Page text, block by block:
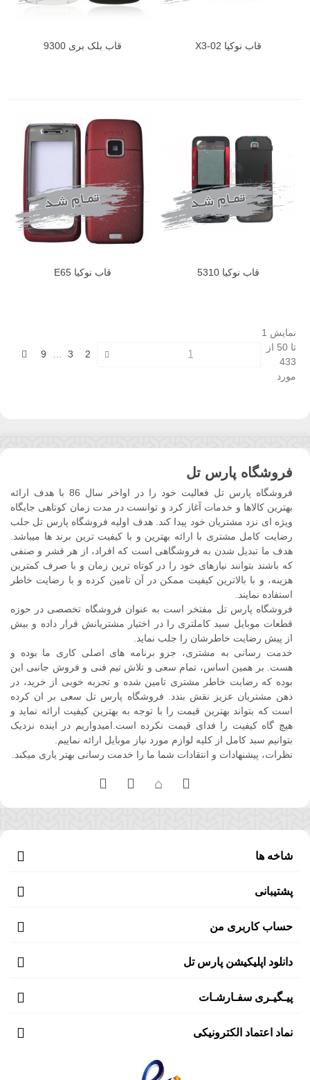
قاب نوکیا X3-02 قاب بلک بری 9300
قاب نوکیا 5310 قاب نوکیا E65
نمایش 1
تا 50 از
433
مورد
2
3
…
9
فروشگاه پارس تل
فروشگاه پارس تل فعالیت خود را در اواخر سال 86 با هدف ارائه
بهترین کالاها و خدمات آغاز کرد و توانست در مدت زمان کوتاهی جایگاه
ویژه ای نزد مشتریان خود پیدا کند. هدف اولیه فروشگاه پارس تل جلب
رضایت کامل مشتری با ارائه بهترین و با کیفیت ترین برند ها میباشد.
هدف ما تبدیل شدن به فروشگاهی است که افراد، از هر قشر و صنفی
که باشند بتوانند نیازهای خود را در کوتاه ترین زمان و با صرف کمترین
هزینه، و با بالاترین کیفیت ممکن در آن تامین کرده و با رضایت خاطر
استفاده نمایند.
فروشگاه پارس تل مفتخر است به عنوان فروشگاه تخصصی در حوزه
قطعات موبایل سبد کاملتری را در اختیار مشتریانش قرار داده و بیش
از پیش رضایت خاطرشان را جلب نماید.
خدمت رسانی به مشتری، جزو برنامه های اصلی کاری ما بوده و
هست. بر همین اساس، تمام سعی و تلاش تیم فنی و فروش جانبی این
بوده که رضایت خاطر مشتری تامین شده و تجربه خوبی از خرید، در
ذهن مشتریان عزیز نقش بندد. فروشگاه پارس تل سعی بر ان کرده
است که بتواند بهترین قیمت را با توجه به بهترین کیفیت ارائه نماید و
هیچ گاه کیفیت را فدای قیمت نکرده است.امیدواریم در اینده نزدیک
بتوانیم سبد کامل از کلیه لوازم مورد نیاز موبایل ارائه نماییم.
نظرات، پیشنهادات و انتقادات شما ما را خدمت رسانی بهتر یاری میکند.
شاخه ها
پشتیبانی
حساب کاربری من
دانلود اپلیکیشن پارس تل
پیـگیـری سفـارشـات
نماد اعتماد الکترونیکی